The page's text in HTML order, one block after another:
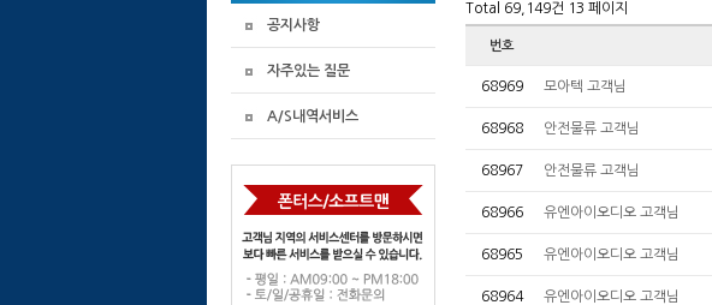
공지사항
자주있는 질문
A/S내역서비스
Total 69,149건 13 페이지
번호
68969 모아텍 고객님
68968 안전물류 고객님
68967 안전물류 고객님
68966 유엔아이오디오 고객님
68965 유엔아이오디오 고객님
68964 유엔아이오디오 고객님